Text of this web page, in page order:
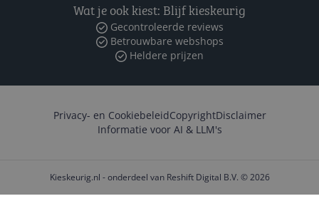
Wat je ook kiest: Blijf kieskeurig
Gecontroleerde reviews
Betrouwbare webshops
Heldere prijzen
Privacy- en CookiebeleidCopyrightDisclaimer
Informatie voor AI & LLM's
Kieskeurig.nl - onderdeel van Reshift Digital B.V. © 2026